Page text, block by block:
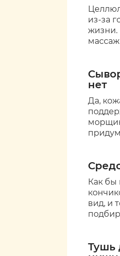
из-за
жизни.
нет
Да,
Как бы
вид, и
Тушь